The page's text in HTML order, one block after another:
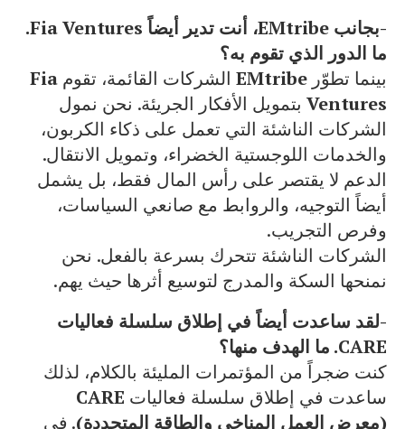
-بجانب EMtribe، أنت تدير أيضاً Fia Ventures.
ما الدور الذي تقوم به؟
بينما تطوّر EMtribe الشركات القائمة، تقوم Fia
Ventures بتمويل الأفكار الجريئة. نحن نمول
الشركات الناشئة التي تعمل على ذكاء الكربون،
والخدمات اللوجستية الخضراء، وتمويل الانتقال.
الدعم لا يقتصر على رأس المال فقط، بل يشمل
أيضاً التوجيه، والروابط مع صانعي السياسات،
وفرص التجريب.
الشركات الناشئة تتحرك بسرعة بالفعل. نحن
نمنحها السكة والمدرج لتوسيع أثرها حيث يهم.
-لقد ساعدت أيضاً في إطلاق سلسلة فعاليات
CARE. ما الهدف منها؟
كنت ضجراً من المؤتمرات المليئة بالكلام، لذلك
ساعدت في إطلاق سلسلة فعاليات CARE
(معرض العمل المناخي والطاقة المتجددة). في